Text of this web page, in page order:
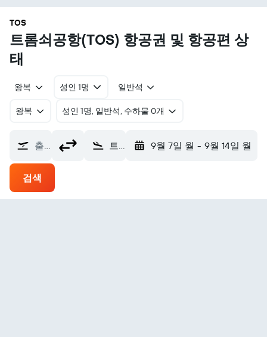
TOS
트롬쇠공항(TOS) 항공권 및 항공편 상
태
왕복 성인 1명 일반석
왕복 ​성인 1명, 일반석, 수하물 0개
출발지 트롬쇠공항 (TOS) 9월 7일 월 - 9월 14일 월
검색